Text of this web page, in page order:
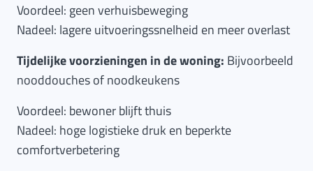
Voordeel: geen verhuisbeweging
Nadeel: lagere uitvoeringssnelheid en meer overlast
Tijdelijke voorzieningen in de woning: Bijvoorbeeld
nooddouches of noodkeukens
Voordeel: bewoner blijft thuis
Nadeel: hoge logistieke druk en beperkte
comfortverbetering